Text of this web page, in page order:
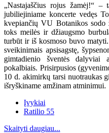
„Nastajaščius rojus žamėj!“
jubiliejiniame koncerte vedęs
kvepiančių VU Botanikos sodo
toks meilės ir džiaugsmo
turbūt ir iš kosmoso buvo
sveikinimais apsisagstę,
gimtadienio šventės dalyviai
pokalbiais. Prisirpusios
10 d. akimirkų tarsi nuotraukas
išryškiname amžinam atminimui.
Įvykiai
Ratilio 55
Skaityti daugiau...